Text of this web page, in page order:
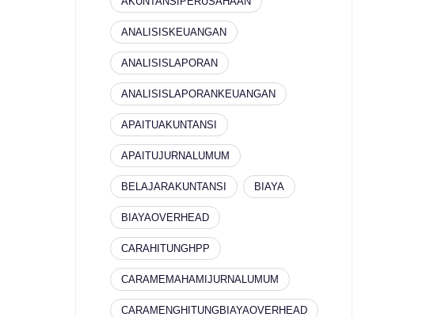
ANALISISKEUANGAN
ANALISISLAPORAN
ANALISISLAPORANKEUANGAN
APAITUAKUNTANSI
APAITUJURNALUMUM
BELAJARAKUNTANSI BIAYA
BIAYAOVERHEAD
CARAHITUNGHPP
CARAMEMAHAMIJURNALUMUM
CARAMENGHITUNGBIAYAOVERHEAD